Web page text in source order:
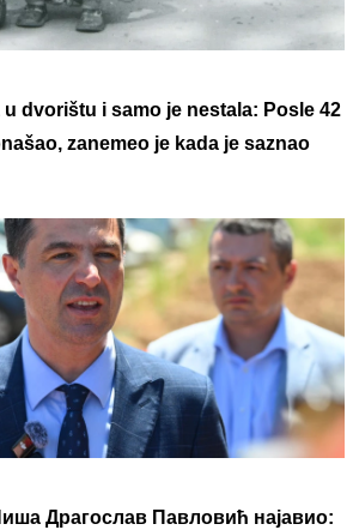
u dvorištu i samo je nestala: Posle 42
zanemeo je kada je saznao
Драгослав Павловић најавио: